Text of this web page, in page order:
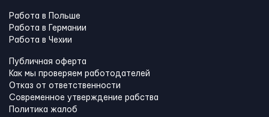
Работа в Польше
Работа в Германии
Работа в Чехии
Публичная оферта
Как мы проверяем работодателей
Отказ от ответственности
Современное утверждение рабства
Политика жалоб